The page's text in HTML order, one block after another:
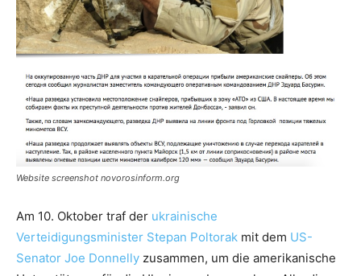
Website screenshot novorosinform.org
Am 10. Oktober traf der ukrainische
Verteidigungsminister Stepan Poltorak mit dem US-
Senator Joe Donnelly zusammen, um die amerikanische